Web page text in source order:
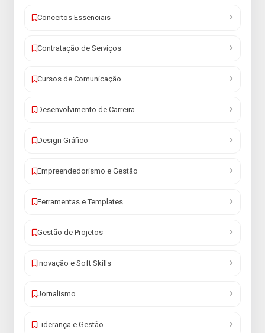
Conceitos Essenciais
Contratação de Serviços
Cursos de Comunicação
Desenvolvimento de Carreira
Design Gráfico
Empreendedorismo e Gestão
Ferramentas e Templates
Gestão de Projetos
Inovação e Soft Skills
Jornalismo
Liderança e Gestão